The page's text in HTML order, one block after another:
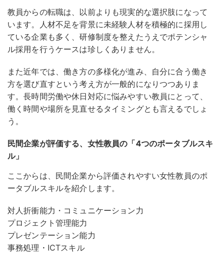
教員からの転職は、以前よりも現実的な選択肢になって
います。人材不足を背景に未経験人材を積極的に採用し
ている企業も多く、研修制度を整えたうえでポテンシャ
ル採用を行うケースは珍しくありません。
また近年では、働き方の多様化が進み、自分に合う働き
方を選び直すという考え方が一般的になりつつありま
す。長時間労働や休日対応に悩みやすい教員にとって、
働く時間や場所を見直せるタイミングとも言えるでしょ
う。
民間企業が評価する、女性教員の「4つのポータブルスキ
ル」
ここからは、民間企業から評価されやすい女性教員のポ
ータブルスキルを紹介します。
対人折衝能力・コミュニケーション力
プロジェクト管理能力
プレゼンテーション能力
事務処理・ICTスキル